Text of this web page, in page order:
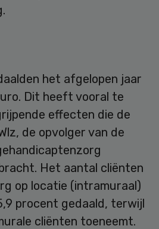
het afgelopen jaar
Dit heeft vooral te
effecten die de
de opvolger van de
Het aantal cliënten
op locatie (intramuraal)
procent gedaald, terwijl
cliënten toeneemt.